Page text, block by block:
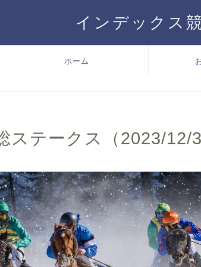
インデックス
ホーム
ステークス（2023/12/3